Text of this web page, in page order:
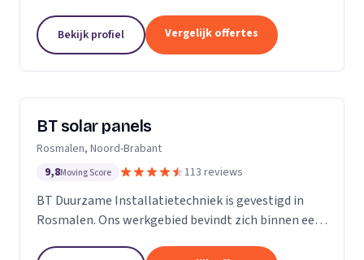
fabriek of woonhuis, waar we de basis leggen...
Bekijk profiel Vergelijk offertes
BT solar panels
Rosmalen, Noord-Brabant
9,8Moving Score 113 reviews
BT Duurzame Installatietechniek is gevestigd in
Rosmalen. Ons werkgebied bevindt zich binnen een